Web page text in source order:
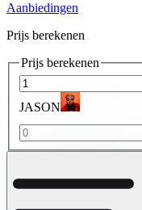
Aanbiedingen
Prijs berekenen
Prijs berekenen
JASON